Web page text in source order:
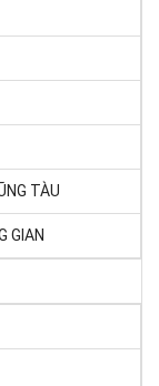
TÀU
GIAN